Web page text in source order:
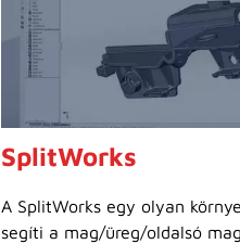
SplitWorks
A SplitWorks egy olyan
segíti a mag/üreg/oldalsó